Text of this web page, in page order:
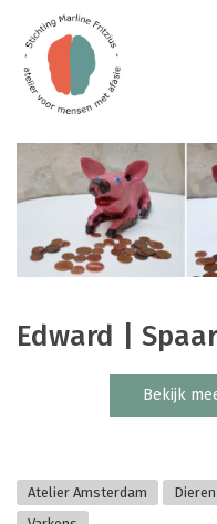
Edward |
Bekijk
Atelier Amsterdam Dieren